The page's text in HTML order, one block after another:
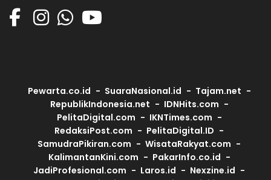
Pewarta.co.id SuaraNasional.id
Tajam.net
RepublikIndonesia.net
IDNHits.com
PelitaDigital.com
IKNTimes.com
RedaksiPost.com
PelitaDigital.ID
SamudraPikiran.com
WisataRakyat.com
KalimantanKini.com
PakarInfo.co.id
JadiProfesional.com
Laros.id
Nexzine.id